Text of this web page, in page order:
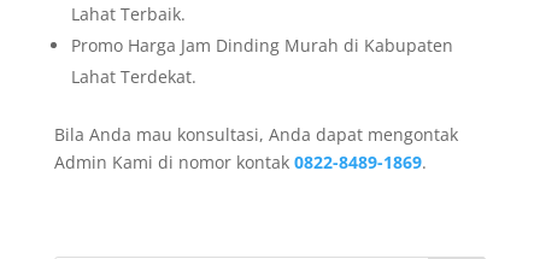
Lahat Terbaik.
Promo Harga Jam Dinding Murah di Kabupaten
Lahat Terdekat.
Bila Anda mau konsultasi, Anda dapat mengontak
Admin Kami di nomor kontak 0822-8489-1869.